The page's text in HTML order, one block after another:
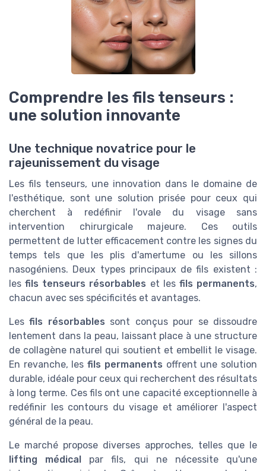
Comprendre les fils tenseurs :
une solution innovante
Une technique novatrice pour le
rajeunissement du visage
Les fils tenseurs, une innovation dans le domaine de
l'esthétique, sont une solution prisée pour ceux qui
cherchent à redéfinir l'ovale du visage sans
intervention chirurgicale majeure. Ces outils
permettent de lutter efficacement contre les signes du
temps tels que les plis d'amertume ou les sillons
nasogéniens. Deux types principaux de fils existent :
lesfils tenseurs résorbables et les fils permanents,
chacun avec ses spécificités et avantages.
Lesfils résorbables sont conçus pour se dissoudre
lentement dans la peau, laissant place à une structure
de collagène naturel qui soutient et embellit le visage.
En revanche, lesfils permanents offrent une solution
durable, idéale pour ceux qui recherchent des résultats
à long terme. Ces fils ont une capacité exceptionnelle à
redéfinir les contours du visage et améliorer l'aspect
général de la peau.
Le marché propose diverses approches, telles que le
lifting médical par fils, qui ne nécessite qu'une